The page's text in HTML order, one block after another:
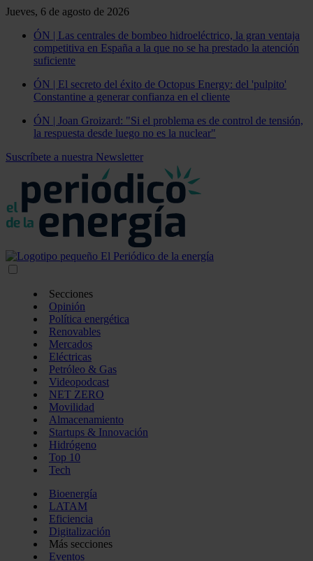
Jueves, 6 de agosto de 2026
ÓN | Las centrales de bombeo hidroeléctrico, la gran ventaja
competitiva en España a la que no se ha prestado la atención
suficiente
ÓN | El secreto del éxito de Octopus Energy: del 'pulpito'
Constantine a generar confianza en el cliente
ÓN | Joan Groizard: "Si el problema es de control de tensión,
la respuesta desde luego no es la nuclear"
Suscríbete a nuestra Newsletter
Secciones
Opinión
Política energética
Renovables
Mercados
Eléctricas
Petróleo & Gas
Videopodcast
NET ZERO
Movilidad
Almacenamiento
Startups & Innovación
Hidrógeno
Top 10
Tech
Bioenergía
LATAM
Eficiencia
Digitalización
Más secciones
Eventos